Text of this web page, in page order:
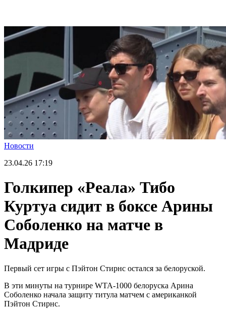
Новости
23.04.26 17:19
Голкипер «Реала» Тибо
Куртуа сидит в боксе Арины
Соболенко на матче в
Мадриде
Первый сет игры с Пэйтон Стирнс остался за белоруской.
В эти минуты на турнире WTA-1000 белоруска Арина
Соболенко начала защиту титула матчем с американкой
Пэйтон Стирнс.